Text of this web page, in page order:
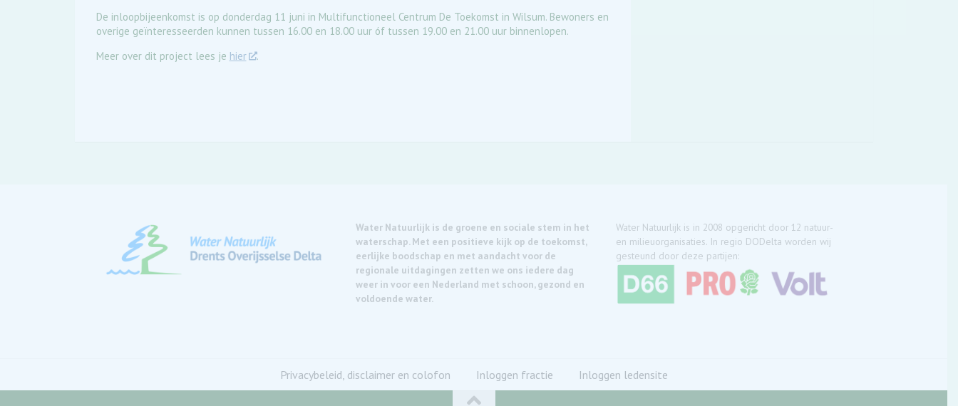
De inloopbijeenkomst is op donderdag 11 juni in Multifunctioneel Centrum De Toekomst in Wilsum. Bewoners en
overige geïnteresseerden kunnen tussen 16.00 en 18.00 uur óf tussen 19.00 en 21.00 uur binnenlopen.
Meer over dit project lees je hier .
Water Natuurlijk is de groene en sociale stem in het
waterschap. Met een positieve kijk op de toekomst,
eerlijke boodschap en met aandacht voor de
regionale uitdagingen zetten we ons iedere dag
weer in voor een Nederland met schoon, gezond en
voldoende water.
Water Natuurlijk is in 2008 opgericht door 12 natuur-
en milieuorganisaties. In regio DODelta worden wij
gesteund door deze partijen:
Privacybeleid, disclaimer en colofon Inloggen fractie Inloggen ledensite